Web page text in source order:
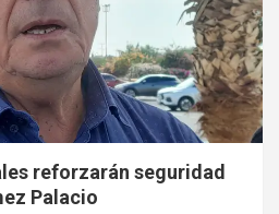
reforzarán seguridad
Palacio